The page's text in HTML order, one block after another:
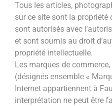
Tous les articles,
sur ce site sont la propriété
sont autorisés avec
et sont soumis au droit
propriété intellectuelle.
Les marques de
(désignés ensemble «
Internet appartiennent à
interprétation ne peut être